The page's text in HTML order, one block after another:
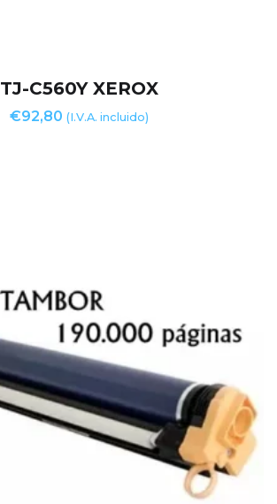
TJ-C560Y XEROX
€92,80 (I.V.A. incluido)